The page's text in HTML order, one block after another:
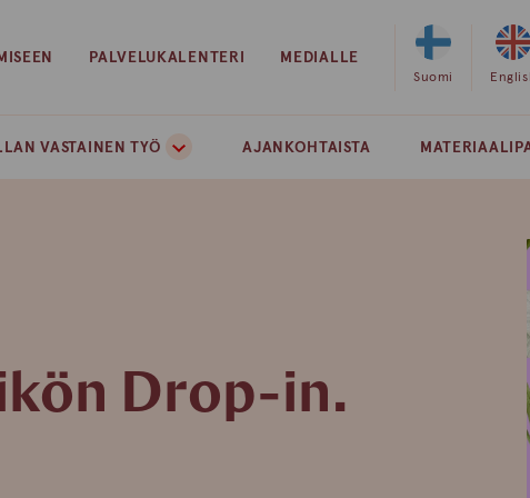
PALVELUKALENTERI MEDIALLE
Valitse
Suomi
VASTAINEN TYÖ AJANKOHTAISTA
Drop-in.